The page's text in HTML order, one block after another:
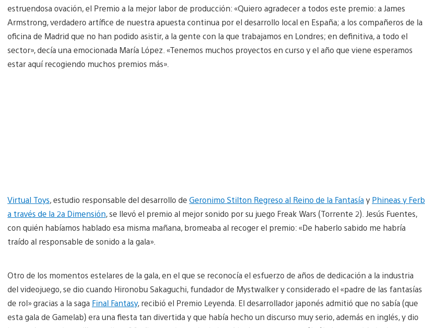
estruendosa ovación, el Premio a la mejor labor de producción: «Quiero agradecer a todos este premio: a James
Armstrong, verdadero artífice de nuestra apuesta continua por el desarrollo local en España; a los compañeros de la
oficina de Madrid que no han podido asistir, a la gente con la que trabajamos en Londres; en definitiva, a todo el
sector», decía una emocionada María López. «Tenemos muchos proyectos en curso y el año que viene esperamos
estar aquí recogiendo muchos premios más».
Virtual Toys, estudio responsable del desarrollo de Geronimo Stilton Regreso al Reino de la Fantasíay Phineas y Ferb
a través de la 2a Dimensión, se llevó el premio al mejor sonido por su juego Freak Wars (Torrente 2). Jesús Fuentes,
con quién habíamos hablado esa misma mañana, bromeaba al recoger el premio: «De haberlo sabido me habría
traído al responsable de sonido a la gala».
Otro de los momentos estelares de la gala, en el que se reconocía el esfuerzo de años de dedicación a la industria
del videojuego, se dio cuando Hironobu Sakaguchi, fundador de Mystwalker y considerado el «padre de las fantasías
de rol» gracias a la saga Final Fantasy, recibió el Premio Leyenda. El desarrollador japonés admitió que no sabía (que
esta gala de Gamelab) era una fiesta tan divertida y que había hecho un discurso muy serio, además en inglés, y dio